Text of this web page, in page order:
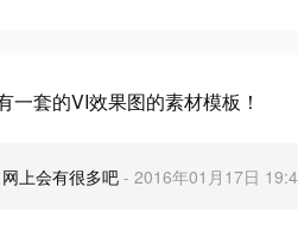
一套的VI效果图的素材模板！
上会有很多吧- 2016年01月17日